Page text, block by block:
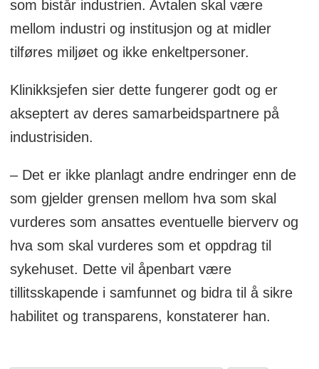
som bistår industrien. Avtalen skal være
mellom industri og institusjon og at midler
tilføres miljøet og ikke enkeltpersoner.
Klinikksjefen sier dette fungerer godt og er
akseptert av deres samarbeidspartnere på
industrisiden.
– Det er ikke planlagt andre endringer enn de
som gjelder grensen mellom hva som skal
vurderes som ansattes eventuelle bierverv og
hva som skal vurderes som et oppdrag til
sykehuset. Dette vil åpenbart være
tillitsskapende i samfunnet og bidra til å sikre
habilitet og transparens, konstaterer han.